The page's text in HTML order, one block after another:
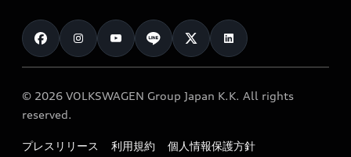
カタログ一覧
車検 / 定期点検
e-tronアフターサポート
myAudi
クオリティ
保証
メンテナンス
お知らせ
オーナー様向けキャンペーン
特定整備適用車一覧
リサイクル法
© 2026 VOLKSWAGEN Group Japan K.K. All rights
reserved.
プレスリリース 利用規約 個人情報保護方針